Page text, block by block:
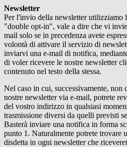
Newsletter
Per l'invio della newsletter utilizziamo
"double opt-in", vale a dire che vi
mail solo se in precedenza avete
volontà di attivare il servizio di
inviarvi una e-mail di notifica,
di voler ricevere le nostre newsletter
contenuto nel testo della stessa.
Nel caso in cui, successivamente, non
nostre newsletter via e-mail, potrete
del vostro indirizzo in qualsiasi
trasmissione diversi da quelli previsti
Basterà inviare una notifica in forma
punto 1. Naturalmente potrete trovare
disdetta in ogni newsletter che